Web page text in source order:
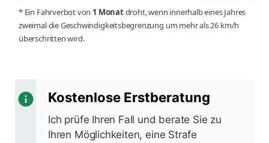
* Ein Fahrverbot von 1 Monatdroht, wenn innerhalb eines Jahres
zweimal die Geschwindigkeitsbegrenzung um mehr als 26 km/h
überschritten wird.
Kostenlose Erstberatung
Ich prüfe Ihren Fall und berate Sie zu
Ihren Möglichkeiten, eine Strafe